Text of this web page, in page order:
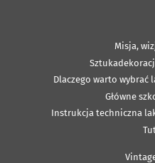
Misja,
Dlaczego warto wybrać
Główne
Instrukcja techniczna